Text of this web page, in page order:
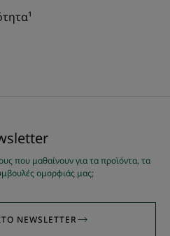
που μαθαίνουν για τα προϊόντα, τα
ομορφιάς μας;
NEWSLETTER